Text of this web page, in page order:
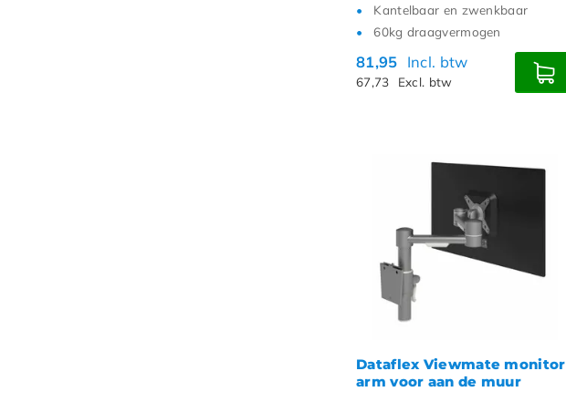
Kantelbaar en zwenkbaar
60kg draagvermogen
81,95 Incl. btw
67,73 Excl. btw
Dataflex Viewmate monitor
arm voor aan de muur